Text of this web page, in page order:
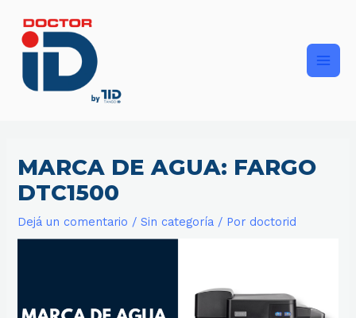
contenido
MARCA DE AGUA: FARGO
DTC1500
Dejá un comentario /Sin categoría / Por doctorid